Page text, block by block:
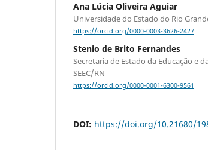
Ana Lúcia Oliveira Aguiar
Universidade do Estado do Rio
https://orcid.org/0000-0003-3626-2427
Stenio de Brito Fernandes
Secretaria de Estado da Educação e
SEEC/RN
https://orcid.org/0000-0001-6300-9561
DOI: https://doi.org/10.21680/